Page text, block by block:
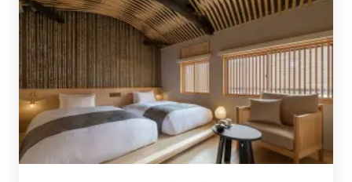
オーシャンビュー！
露天風呂付き客室